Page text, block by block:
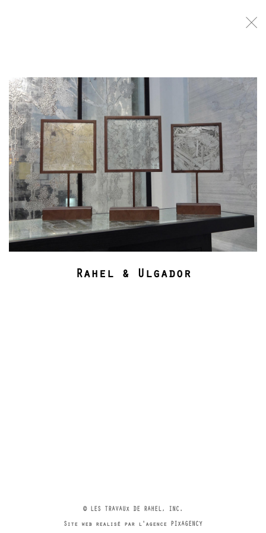
Rahel & Ulgador
© LES TRAVAUX DE RAHEL, INC.
Site web realisé par l'agence PIXAGENCY